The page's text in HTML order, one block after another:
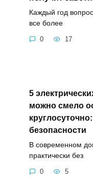
Каждый год
все более
0 17
5
можно смело
безопасности
В современном
практически без
0 5